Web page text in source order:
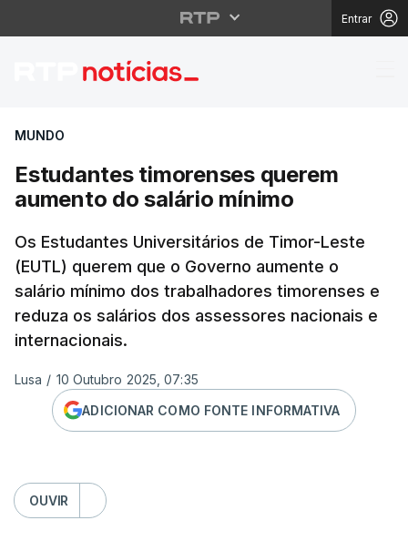
Entrar
Estudantes
MUNDO
Estudantes timorenses querem
aumento do salário mínimo
Os Estudantes Universitários de Timor-Leste
(EUTL) querem que o Governo aumente o
salário mínimo dos trabalhadores timorenses e
reduza os salários dos assessores nacionais e
internacionais.
Lusa / 10 Outubro 2025, 07:35
ADICIONAR COMO FONTE INFORMATIVA
OUVIR